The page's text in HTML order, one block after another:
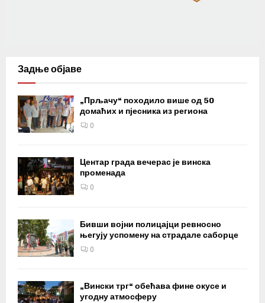
Задње објаве
„Прљачу“ походило више од 50
домаћих и пјесника из региона
0
Центар града вечерас је винска
променада
0
Бивши војни полицајци ревносно
његују успомену на страдале саборце
0
„Вински трг“ обећава фине окусе и
угодну атмосферу